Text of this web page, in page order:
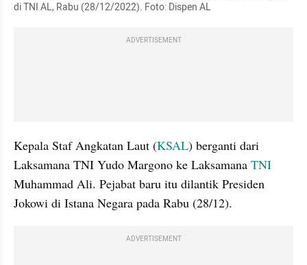
di TNI AL, Rabu (28/12/2022). Foto: Dispen AL
ADVERTISEMENT
Kepala Staf Angkatan Laut (KSAL) berganti dari
Laksamana TNI Yudo Margono ke Laksamana TNI
Muhammad Ali. Pejabat baru itu dilantik Presiden
Jokowi di Istana Negara pada Rabu (28/12).
ADVERTISEMENT